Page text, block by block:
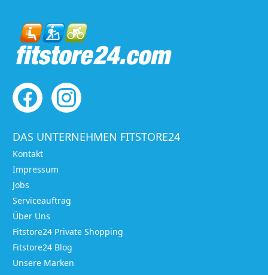
DAS UNTERNEHMEN FITSTORE24
Kontakt
Impressum
Jobs
Serviceauftrag
Über Uns
Fitstore24 Private Shopping
Fitstore24 Blog
Unsere Marken